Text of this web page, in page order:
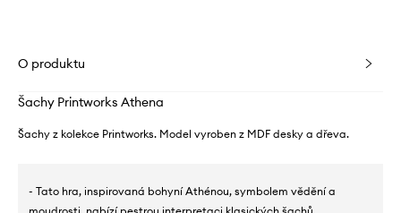
O produktu
Šachy Printworks Athena
Šachy z kolekce Printworks. Model vyroben z MDF desky a dřeva.
- Tato hra, inspirovaná bohyní Athénou, symbolem vědění a